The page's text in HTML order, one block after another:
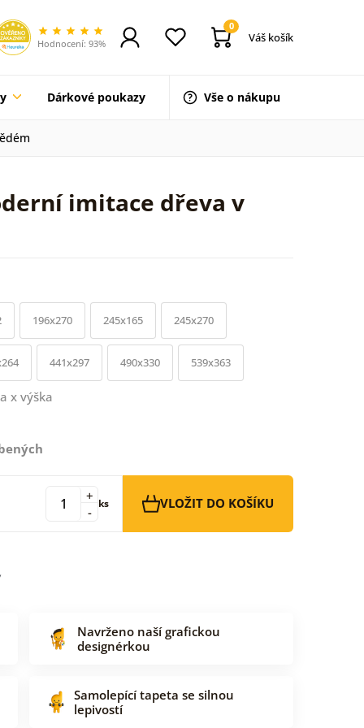
Hodnocení: 93%
0
Váš košík
Dárkové poukazy Vše o nákupu
imitace dřeva v
196x270 245x165 245x270
441x297 490x330 539x363
x výška
-
+ ks VLOŽIT DO KOŠÍKU
Navrženo naší grafickou
designérkou
Samolepící tapeta se silnou
lepivostí